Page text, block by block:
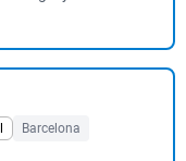
Barcelona